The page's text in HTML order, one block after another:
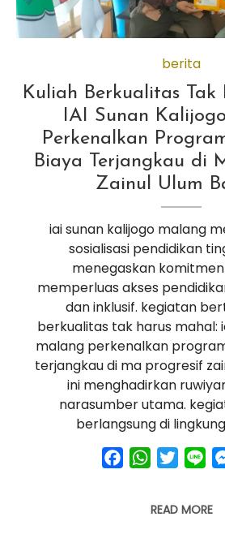
berita
Kuliah Berkualitas
IAI Sunan
Perkenalkan
Biaya Terjangkau di
Zainul Ulum
iai sunan kalijogo malang
sosialisasi pendidikan
menegaskan
memperluas akses
dan inklusif. kegiatan
berkualitas tak harus mahal:
malang perkenalkan
terjangkau di ma progresif
ini menghadirkan
narasumber utama.
berlangsung di
facebookwhatsapp
twitter
READ MORE